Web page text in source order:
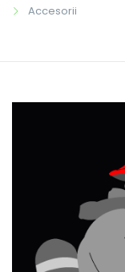
Accesorii